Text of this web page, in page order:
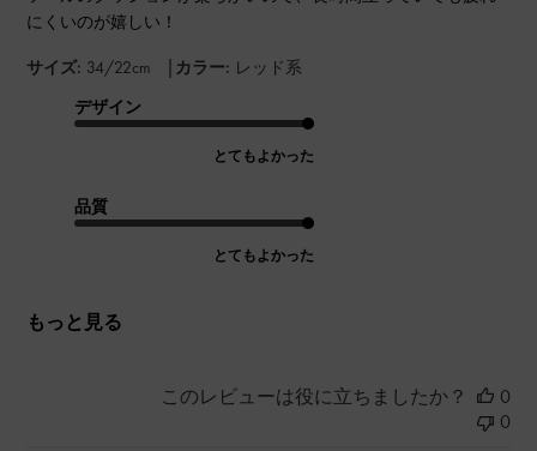
にくいのが嬉しい！
サイズ: 34/22cm | カラー: レッド系
デザイン
とてもよかった
品質
とてもよかった
もっと見る
このレビューは役に立ちましたか？
0
0